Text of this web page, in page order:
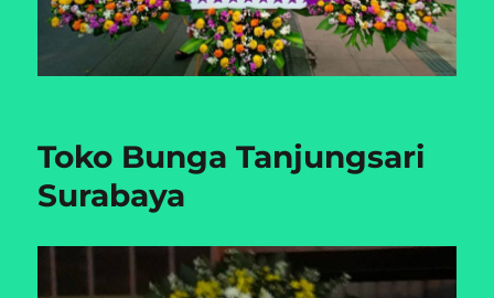
Toko Bunga Tanjungsari
Surabaya